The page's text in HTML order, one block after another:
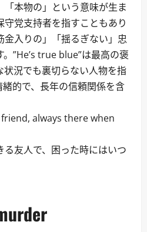
「本物の」という意味が生ま
党支持者を指すこともあり
金入りの」「揺るぎない」忠
”He’s true blue”は最高の褒
状況でも裏切らない人物を指
緒的で、長年の信頼関係を含
friend, always there when
る友人で、困った時にはいつ